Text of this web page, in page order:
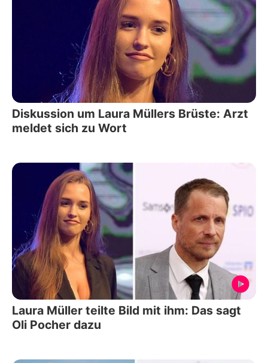
Diskussion um Laura Müllers Brüste: Arzt
meldet sich zu Wort
Laura Müller teilte Bild mit ihm: Das sagt
Oli Pocher dazu